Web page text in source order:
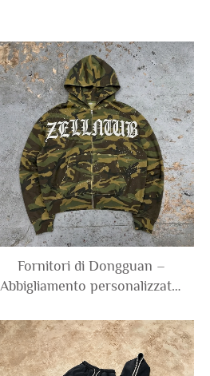
Fornitori di Dongguan –
Abbigliamento personalizzato:
pesante, con effetto usato,
applicazioni di strass e
stampa mimetica, giacca con